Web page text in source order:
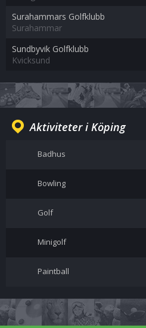
Surahammars Golfklubb
Surahammar
Sundbyvik Golfklubb
Kvicksund
Aktiviteter i Köping
Badhus
Bowling
Golf
Minigolf
Paintball